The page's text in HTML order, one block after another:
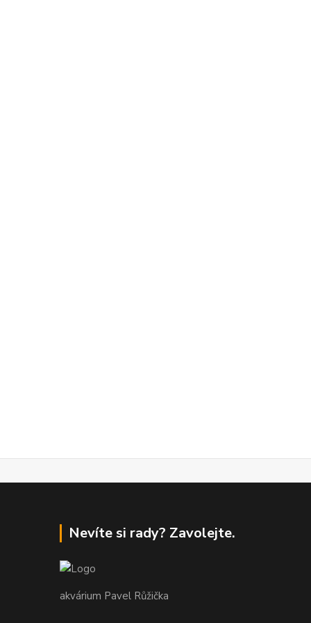
Nevíte si rady? Zavolejte.
akvárium Pavel Růžička